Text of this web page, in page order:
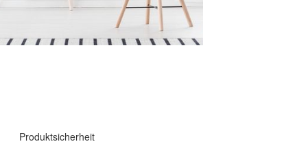
Produktsicherheit